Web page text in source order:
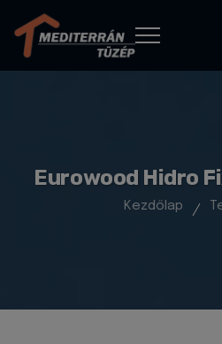
Eurowood Hidro
Kezdőlap